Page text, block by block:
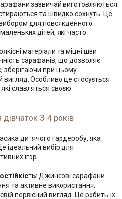
зазвичай виготовляються
стираються та швидко сохнуть. Це
для повсякденного
дітей, які часто
матеріали та міцні шви
сарафанів, що дозволяє
зберігаючи при цьому
вигляд. Особливо це стосується
славляться своєю
3-4 років
дитячого гардеробу, яка
ідеальний вибір для
ігор.
: Джинсові сарафани
та активне використання,
первісний вигляд. Це робить їх